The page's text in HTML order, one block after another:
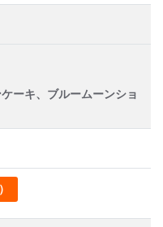
ーキ、ブルームーンショ